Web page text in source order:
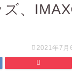
、
2021年7月